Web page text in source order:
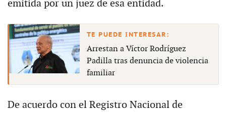
emitida por un juez de esa entidad.
Arrestan a Víctor Rodríguez
Padilla tras denuncia de violencia
familiar
De acuerdo con el Registro Nacional de